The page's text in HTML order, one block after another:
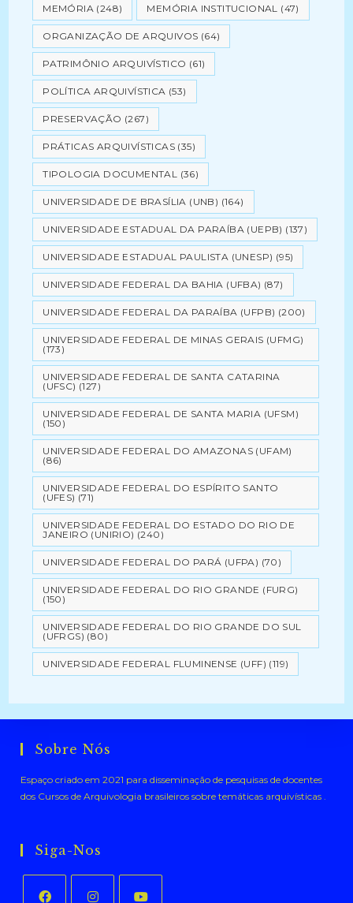
MEMÓRIA (248) MEMÓRIA INSTITUCIONAL (47)
ORGANIZAÇÃO DE ARQUIVOS (64)
PATRIMÔNIO ARQUIVÍSTICO (61)
POLÍTICA ARQUIVÍSTICA (53)
PRESERVAÇÃO (267)
PRÁTICAS ARQUIVÍSTICAS (35)
TIPOLOGIA DOCUMENTAL (36)
UNIVERSIDADE DE BRASÍLIA (UNB) (164)
UNIVERSIDADE ESTADUAL DA PARAÍBA (UEPB) (137)
UNIVERSIDADE ESTADUAL PAULISTA (UNESP) (95)
UNIVERSIDADE FEDERAL DA BAHIA (UFBA) (87)
UNIVERSIDADE FEDERAL DA PARAÍBA (UFPB) (200)
UNIVERSIDADE FEDERAL DE MINAS GERAIS (UFMG)
(173)
UNIVERSIDADE FEDERAL DE SANTA CATARINA
(UFSC) (127)
UNIVERSIDADE FEDERAL DE SANTA MARIA (UFSM)
(150)
UNIVERSIDADE FEDERAL DO AMAZONAS (UFAM)
(86)
UNIVERSIDADE FEDERAL DO ESPÍRITO SANTO
(UFES) (71)
UNIVERSIDADE FEDERAL DO ESTADO DO RIO DE
JANEIRO (UNIRIO) (240)
UNIVERSIDADE FEDERAL DO PARÁ (UFPA) (70)
UNIVERSIDADE FEDERAL DO RIO GRANDE (FURG)
(150)
UNIVERSIDADE FEDERAL DO RIO GRANDE DO SUL
(UFRGS) (80)
UNIVERSIDADE FEDERAL FLUMINENSE (UFF) (119)
Sobre Nós
Espaço criado em 2021 para disseminação de pesquisas de docentes
dos Cursos de Arquivologia brasileiros sobre temáticas arquivísticas .
Siga-Nos